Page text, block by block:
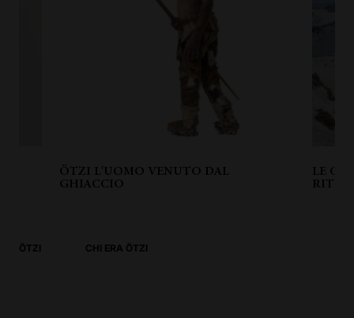
ÖTZI L'UOMO VENUTO DAL
GHIACCIO
LE
ÖTZI CHI ERA ÖTZI